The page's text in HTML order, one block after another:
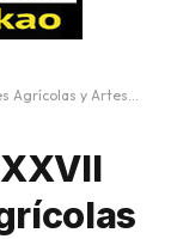
y Artesanas